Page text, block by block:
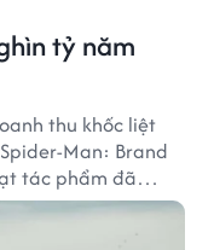
tỷ năm
thu khốc liệt
Man: Brand
tác phẩm đã
và tạo nên những
cầu.